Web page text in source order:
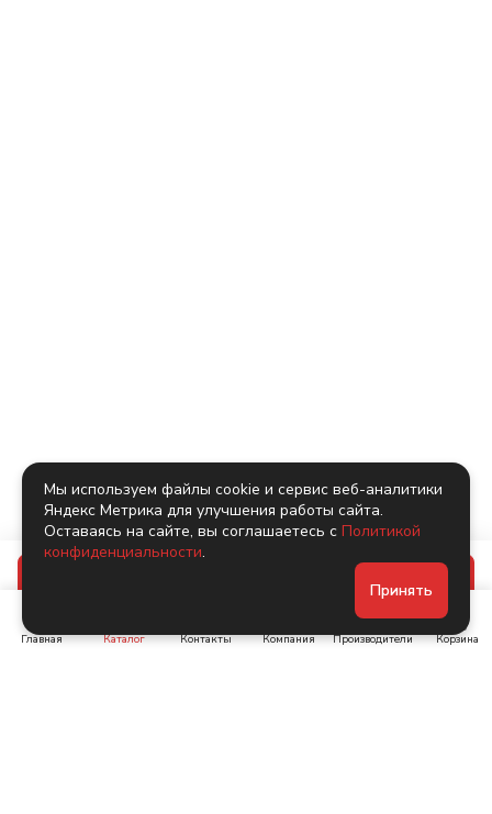
Главная Каталог Контакты Компания Производители Корзина
Мы используем файлы cookie и сервис веб-аналитики
Яндекс Метрика для улучшения работы сайта.
Оставаясь на сайте, вы соглашаетесь с Политикой
конфиденциальности.
Принять